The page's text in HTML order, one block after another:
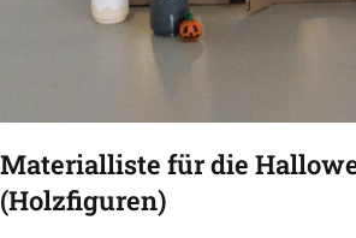
Materialliste für die
(Holzfiguren)